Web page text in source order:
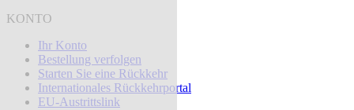
KONTO
Ihr Konto
Bestellung verfolgen
Starten Sie eine Rückkehr
Internationales Rückkehrportal
EU-Austrittslink